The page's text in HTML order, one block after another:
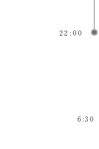
22:00
6:30